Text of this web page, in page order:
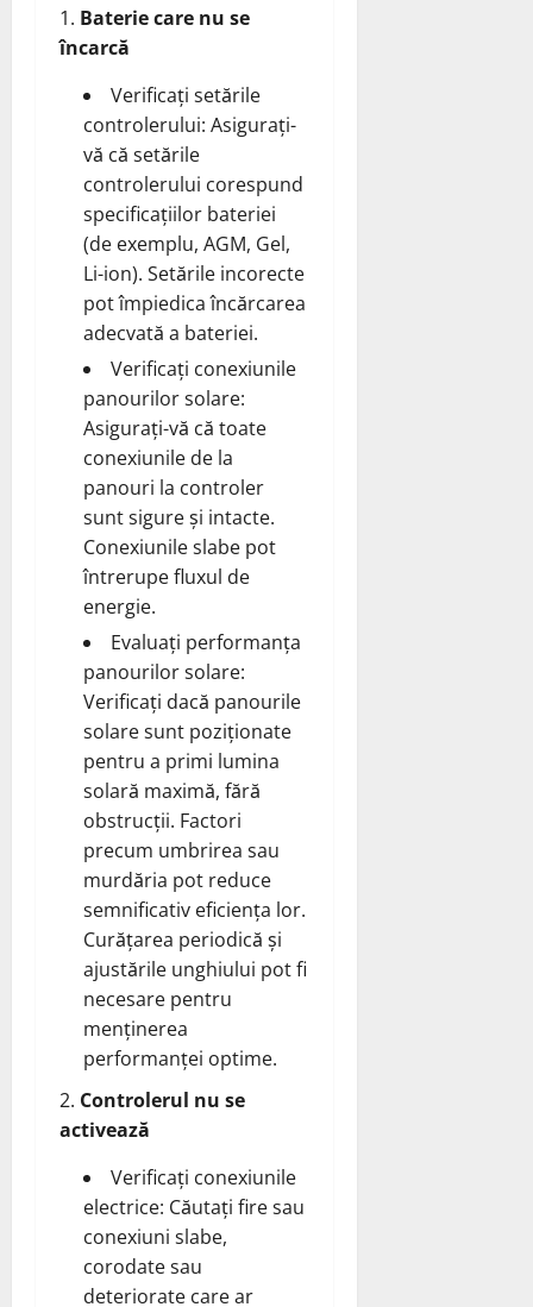
Baterie care nu se
încarcă
Verificați setările
controlerului: Asigurați-
vă că setările
controlerului corespund
specificațiilor bateriei
(de exemplu, AGM, Gel,
Li-ion). Setările incorecte
pot împiedica încărcarea
adecvată a bateriei.
Verificați conexiunile
panourilor solare:
Asigurați-vă că toate
conexiunile de la
panouri la controler
sunt sigure și intacte.
Conexiunile slabe pot
întrerupe fluxul de
energie.
Evaluați performanța
panourilor solare:
Verificați dacă panourile
solare sunt poziționate
pentru a primi lumina
solară maximă, fără
obstrucții. Factori
precum umbrirea sau
murdăria pot reduce
semnificativ eficiența lor.
Curățarea periodică și
ajustările unghiului pot fi
necesare pentru
menținerea
performanței optime.
Controlerul nu se
activează
Verificați conexiunile
electrice: Căutați fire sau
conexiuni slabe,
corodate sau
deteriorate care ar